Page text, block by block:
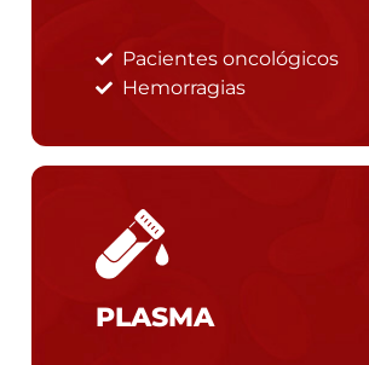
Pacientes oncológicos
Hemorragias
PLASMA